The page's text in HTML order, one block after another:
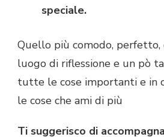
speciale.
Quello più comodo, perfetto,
luogo di riflessione e un pò
tutte le cose importanti e in
le cose che ami di più
Ti suggerisco di